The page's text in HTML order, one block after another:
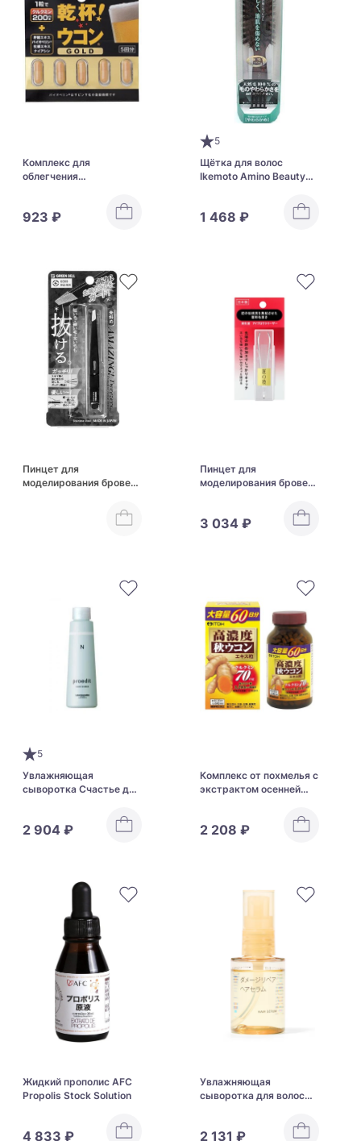
Комплекс для
облегчения
экстрактом устриц Pill
923 ₽
5
Щётка для волос
Ikemoto Amino Beauty
1 468 ₽
Пинцет для
моделирования бровей
Пинцет для
моделирования бровей
3 034 ₽
5
Увлажняющая
сыворотка Счастье для
2 904 ₽
Комплекс от похмелья с
экстрактом осенней
2 208 ₽
Жидкий прополис AFC
Propolis Stock Solution
4 833 ₽
Увлажняющая
сыворотка для волос
2 131 ₽